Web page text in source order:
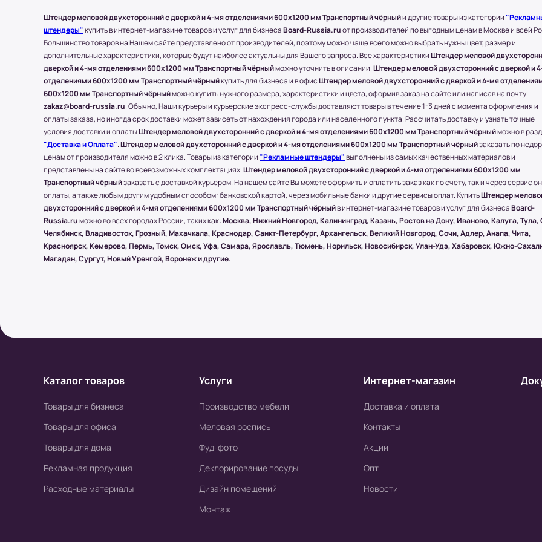
Стоимость доставки составляет 700-1500 рублей в зависимости от
месторасположения конечного пункта.
* За расчетом точной стоимости доставки обращайтесь к менеджеру по телефону: +7
(977) 790 85-84 (Даниил)
Транспортные Компании (ТК). Доставка в соседние регионы и города России.
Доставка в другие области и города осуществляется через любые ТК (Транспортные
компании), которые будут удобны клиенту.
С соседними регионами (кроме Москвы и МО) и другими городами России компания
Board-Russia.ru работает по 100% предоплате.
Самые популярные Транспортные Компании: ПЭК, СДЭК.
* Доставку, Наши клиенты оплачивают при получении.
Доставка товара до пункта ТК по Москве осуществляется бесплатно, при учете, что
вес всего заказа не превышает 15 кг или размером 1500х1000 (мм.).
(!) Все товары защищены от внешнего воздействия посредством специальной
упаковки.
Безналичный расчет
а) Оплата производится с помощью мобильного банка.
б) Оплата производится по расчетному счету.
Штендер меловой двухсторонний с дверкой и 4-мя отделениями 600x1200 мм Транспортный чёрныйи другие товары из категории
штендеры"купить в интернет-магазине товаров и услуг для бизнесаBoard-Russia.ruот производителей по выгодным ценам в Москве и всей
Большинство товаров на Нашем сайте представлено от производителей, поэтому можно чаще всего можно выбрать нужны цвет, размер и
дополнительные характеристики, которые будут наиболее актуальны для Вашего запроса. Все характеристикиШтендер меловой
дверкой и 4-мя отделениями 600x1200 мм Транспортный чёрныйможно уточнить в описании.Штендер меловой двухсторонний с дверкой и
отделениями 600x1200 мм Транспортный чёрныйкупить для бизнеса и в офисШтендер меловой двухсторонний с дверкой и 4-мя
600x1200 мм Транспортный чёрныйможно купить нужного размера, характеристики и цвета, оформив заказ на сайте или написав на почту
zakaz@board-russia.ru. Обычно, Наши курьеры и курьерские экспресс-службы доставляют товары в течение 1-3 дней с момента оформления и
оплаты заказа, но иногда срок доставки может зависеть от нахождения города или населенного пункта. Рассчитать доставку и узнать точные
условия доставки и оплатыШтендер меловой двухсторонний с дверкой и 4-мя отделениями 600x1200 мм Транспортный чёрныйможно в
"Доставка и Оплата".Штендер меловой двухсторонний с дверкой и 4-мя отделениями 600x1200 мм Транспортный чёрныйзаказать по
ценам от производителя можно в 2 клика. Товары из категории"Рекламные штендеры"выполнены из самых качественных материалов и
представлены на сайте во всевозможных комплектациях.Штендер меловой двухсторонний с дверкой и 4-мя отделениями 600x1200 мм
Транспортный чёрныйзаказать с доставкой курьером. На нашем сайте Вы можете оформить и оплатить заказ как по счету, так и через сервис
оплаты, а также любым другим удобным способом: банковской картой, через мобильные банки и другие сервисы оплат. КупитьШтендер
двухсторонний с дверкой и 4-мя отделениями 600x1200 мм Транспортный чёрныйв интернет-магазине товаров и услуг для бизнесаBoard-
Russia.ruможно во всех городах России, таких как:Москва, Нижний Новгород, Калининград, Казань, Ростов на Дону, Иваново, Калуга,
Челябинск, Владивосток, Грозный, Махачкала, Краснодар, Санкт-Петербург, Архангельск, Великий Новгород, Сочи, Адлер, Анапа, Чита,
Красноярск, Кемерово, Пермь, Томск, Омск, Уфа, Самара, Ярославль, Тюмень, Норильск, Новосибирск, Улан-Удэ, Хабаровск, Южно-
Магадан, Сургут, Новый Уренгой, Воронеж и другие.
Каталог товаров
Товары для бизнеса
Товары для офиса
Товары для дома
Рекламная продукция
Расходные материалы
Услуги
Производство мебели
Меловая роспись
Фуд-фото
Деклорирование посуды
Дизайн помещений
Монтаж
Интернет-магазин
Доставка и оплата
Контакты
Акции
Опт
Новости